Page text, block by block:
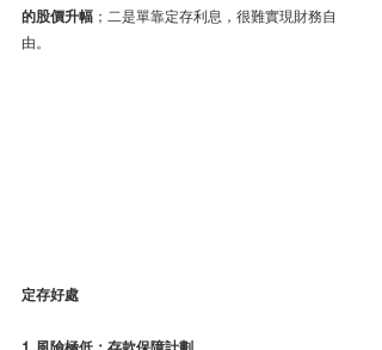
的股價升幅 ；二是單靠定存利息，很難實現財務自
由。
定存好處